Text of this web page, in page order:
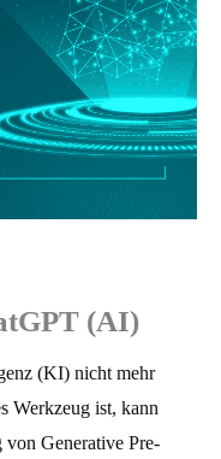
(AI)
(KI) nicht mehr
Werkzeug ist, kann
von Generative Pre-